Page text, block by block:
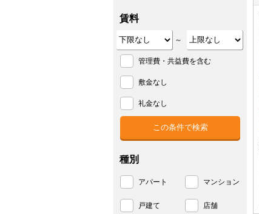
賃料
～
管理費・共益費を含む
敷金なし
礼金なし
種別
アパート マンション
戸建て 店舗